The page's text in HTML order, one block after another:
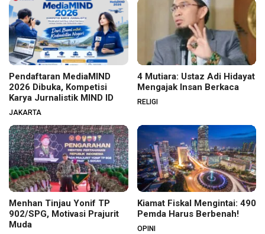
Pendaftaran MediaMIND
2026 Dibuka, Kompetisi
Karya Jurnalistik MIND ID
JAKARTA
4 Mutiara: Ustaz Adi Hidayat
Mengajak Insan Berkaca
RELIGI
Menhan Tinjau Yonif TP
902/SPG, Motivasi Prajurit
Muda
Kiamat Fiskal Mengintai: 490
Pemda Harus Berbenah!
OPINI